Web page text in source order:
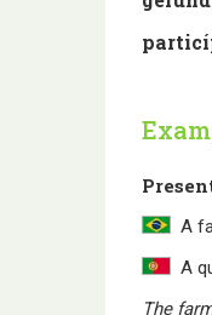
A
A
The